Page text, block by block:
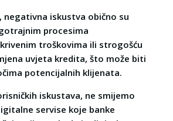
negativna iskustva obično su
procesima
troškovima ili strogošću
uvjeta kredita, što može biti
potencijalnih klijenata.
iskustava, ne smijemo
servise koje banke